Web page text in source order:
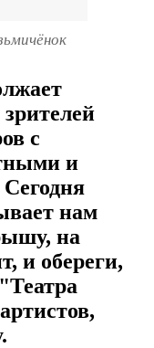
с
и
нам
на
и обереги,